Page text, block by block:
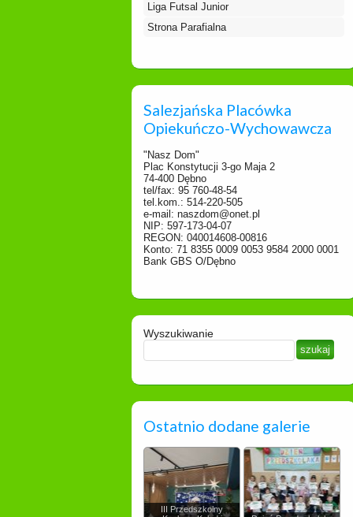
Liga Futsal Junior
Strona Parafialna
Salezjańska Placówka
Opiekuńczo-Wychowawcza
"Nasz Dom"
Plac Konstytucji 3-go Maja 2
74-400 Dębno
tel/fax: 95 760-48-54
tel.kom.: 514-220-505
e-mail: naszdom@onet.pl
NIP: 597-173-04-07
REGON: 040014608-00816
Konto: 71 8355 0009 0053 9584 2000 0001
Bank GBS O/Dębno
Wyszukiwanie
Ostatnio dodane galerie
III Przedszkolny